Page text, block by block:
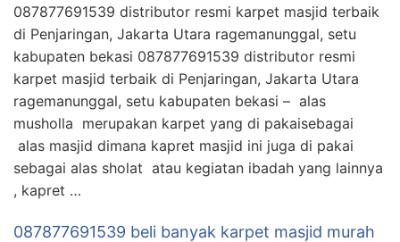
087877691539 distributor resmi karpet masjid terbaik
di Penjaringan, Jakarta Utara ragemanunggal, setu
kabupaten bekasi 087877691539 distributor resmi
karpet masjid terbaik di Penjaringan, Jakarta Utara
ragemanunggal, setu kabupaten bekasi – alas
musholla merupakan karpet yang di pakaisebagai
alas masjid dimana kapret masjid ini juga di pakai
sebagai alas sholat atau kegiatan ibadah yang lainnya
, kapret …
087877691539 beli banyak karpet masjid murah